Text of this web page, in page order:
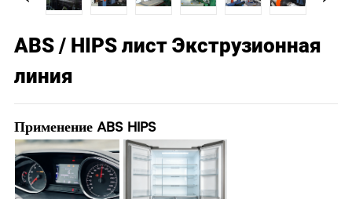
ABS / HIPS лист Экструзионная
линия
Применение ABS HIPS